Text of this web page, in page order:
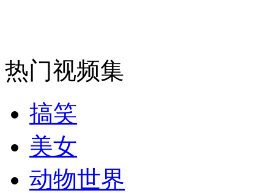
走！跟着总书记去植树
消防员救轻生者
纽约上演“枕头大战”
热门视频集
搞笑
美女
动物世界